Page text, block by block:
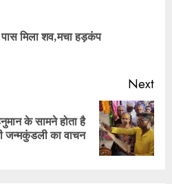
मिला शव,मचा हड़कंप
Next
के सामने होता है
जन्मकुंडली का वाचन